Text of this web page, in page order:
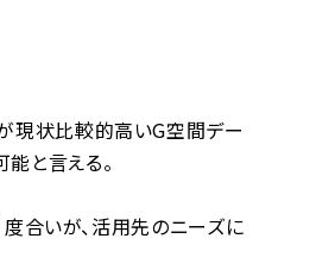
現状比較的高いG空間デー
と言える。
合いが、活用先のニーズに